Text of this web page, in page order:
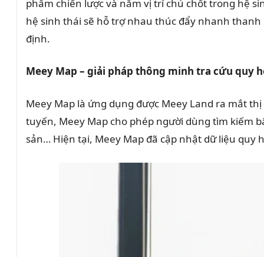
phẩm chiến lược và nắm vị trí chủ chốt trong hệ
hệ sinh thái sẽ hỗ trợ nhau thúc đẩy nhanh
định.
Meey Map – giải pháp thông minh tra cứu quy
Meey Map là ứng dụng được Meey Land ra mắt
tuyến, Meey Map cho phép người dùng tìm kiếm
sản… Hiện tại, Meey Map đã cập nhật dữ liệu